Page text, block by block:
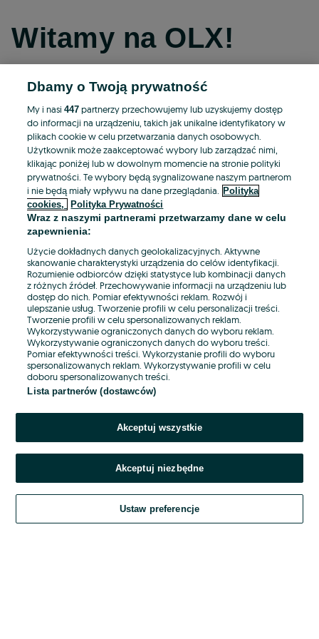
Witamy na OLX!
Kontynuuj przez Facebooka
Kontynuuj przez konto Apple
Kontynuuj przez konto Google
LUB
E-mail
Hasło
Nie pamiętasz hasła?
Zaloguj się
Kontynuując za pośrednictwem jednego z dostawców wskazanych powyżej,
Regulamin serwisu OLX.pl w jego aktualnym brzmieniu.
Dbamy o Twoją prywatność
My i nasi447 partnerzy przechowujemy lub uzyskujemy dostęp
do informacji na urządzeniu, takich jak unikalne identyfikatory w
plikach cookie w celu przetwarzania danych osobowych.
Użytkownik może zaakceptować wybory lub zarządzać nimi,
klikając poniżej lub w dowolnym momencie na stronie polityki
prywatności. Te wybory będą sygnalizowane naszym partnerom
i nie będą miały wpływu na dane przeglądania.
Polityka
cookies,
Polityka Prywatności
Wraz z naszymi partnerami przetwarzamy dane w celu
zapewnienia:
Użycie dokładnych danych geolokalizacyjnych. Aktywne
skanowanie charakterystyki urządzenia do celów identyfikacji.
Rozumienie odbiorców dzięki statystyce lub kombinacji danych
z różnych źródeł. Przechowywanie informacji na urządzeniu lub
dostęp do nich. Pomiar efektywności reklam. Rozwój i
ulepszanie usług. Tworzenie profili w celu personalizacji treści.
Tworzenie profili w celu spersonalizowanych reklam.
Wykorzystywanie ograniczonych danych do wyboru reklam.
Wykorzystywanie ograniczonych danych do wyboru treści.
Pomiar efektywności treści. Wykorzystanie profili do wyboru
spersonalizowanych reklam. Wykorzystywanie profili w celu
doboru spersonalizowanych treści.
Lista partnerów (dostawców)
Akceptuj wszystkie
Akceptuj niezbędne
Ustaw preferencje